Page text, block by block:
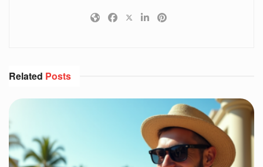
Related Posts